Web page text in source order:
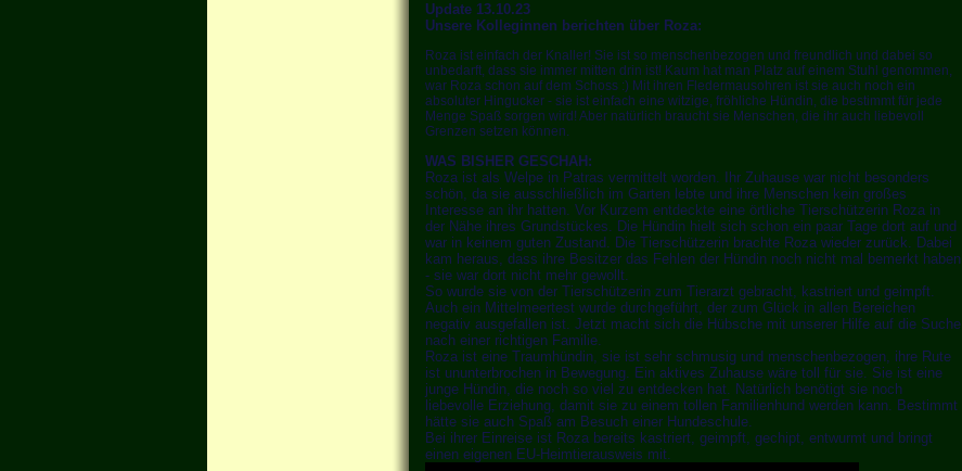
Update 13.10.23
Unsere Kolleginnen berichten über Roza:
Roza ist einfach der Knaller! Sie ist so menschenbezogen und freundlich und dabei so
unbedarft, dass sie immer mitten drin ist! Kaum hat man Platz auf einem Stuhl genommen,
war Roza schon auf dem Schoss :) Mit ihren Fledermausohren ist sie auch noch ein
absoluter Hingucker - sie ist einfach eine witzige, fröhliche Hündin, die bestimmt für jede
Menge Spaß sorgen wird! Aber natürlich braucht sie Menschen, die ihr auch liebevoll
Grenzen setzen können.
WAS BISHER GESCHAH:
Roza ist als Welpe in Patras vermittelt worden. Ihr Zuhause war nicht besonders
schön, da sie ausschließlich im Garten lebte und ihre Menschen kein großes
Interesse an ihr hatten. Vor Kurzem entdeckte eine örtliche Tierschützerin Roza in
der Nähe ihres Grundstückes. Die Hündin hielt sich schon ein paar Tage dort auf und
war in keinem guten Zustand. Die Tierschützerin brachte Roza wieder zurück. Dabei
kam heraus, dass ihre Besitzer das Fehlen der Hündin noch nicht mal bemerkt haben
- sie war dort nicht mehr gewollt.
So wurde sie von der Tierschützerin zum Tierarzt gebracht, kastriert und geimpft.
Auch ein Mittelmeertest wurde durchgeführt, der zum Glück in allen Bereichen
negativ ausgefallen ist. Jetzt macht sich die Hübsche mit unserer Hilfe auf die Suche
nach einer richtigen Familie.
Roza ist eine Traumhündin, sie ist sehr schmusig und menschenbezogen, ihre Rute
ist ununterbrochen in Bewegung. Ein aktives Zuhause wäre toll für sie. Sie ist eine
junge Hündin, die noch so viel zu entdecken hat. Natürlich benötigt sie noch
liebevolle Erziehung, damit sie zu einem tollen Familienhund werden kann. Bestimmt
hätte sie auch Spaß am Besuch einer Hundeschule.
Bei ihrer Einreise ist Roza bereits kastriert, geimpft, gechipt, entwurmt und bringt
einen eigenen EU-Heimtierausweis mit.